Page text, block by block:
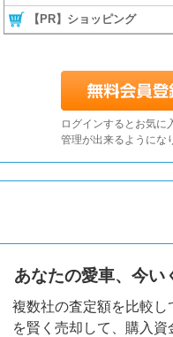
【PR】ショッピング
ログインするとお気に
管理が出来るようにな
あなたの愛車、今い
複数社の査定額を比較
を賢く売却して、購入資